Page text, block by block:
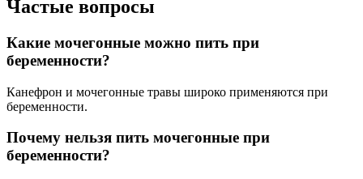
Частые вопросы
Какие мочегонные можно пить при
беременности?
Канефрон и мочегонные травы широко применяются при
беременности.
Почему нельзя пить мочегонные при
беременности?